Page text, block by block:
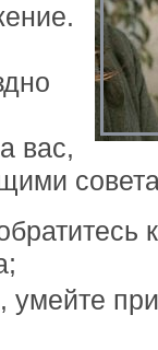
вас,
умейте